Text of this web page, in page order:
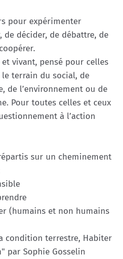
pour expérimenter
de décider, de débattre, de
vivant, pensé pour celles
terrain du social, de
de l’environnement ou de
Pour toutes celles et ceux
à l’action
sur un cheminement
(humains et non humains
condition terrestre, Habiter
par Sophie Gosselin